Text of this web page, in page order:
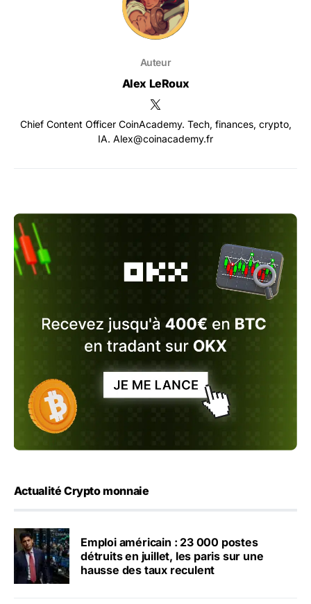
Auteur
Alex LeRoux
Chief Content Officer CoinAcademy. Tech, finances, crypto,
IA. Alex@coinacademy.fr
Actualité Crypto monnaie
Emploi américain : 23 000 postes
détruits en juillet, les paris sur une
hausse des taux reculent